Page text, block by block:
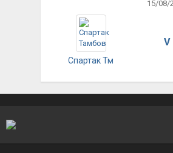
15/08/
Спартак Тм
V